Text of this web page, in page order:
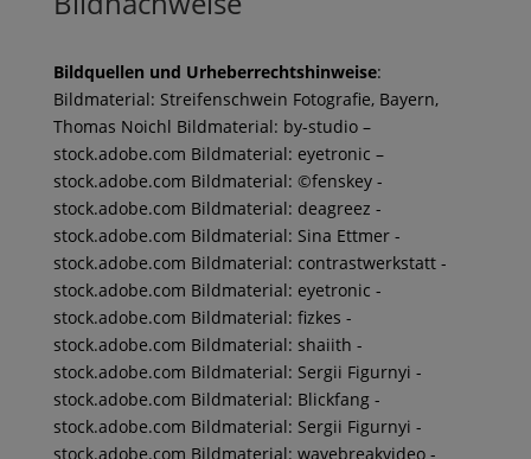
Bildquellen und Urheberrechtshinweise:
Bildmaterial: Streifenschwein Fotografie, Bayern,
Thomas Noichl Bildmaterial: by-studio –
stock.adobe.com Bildmaterial: eyetronic –
stock.adobe.com Bildmaterial: ©fenskey -
stock.adobe.com Bildmaterial: deagreez -
stock.adobe.com Bildmaterial: Sina Ettmer -
stock.adobe.com Bildmaterial: contrastwerkstatt -
stock.adobe.com Bildmaterial: eyetronic -
stock.adobe.com Bildmaterial: fizkes -
stock.adobe.com Bildmaterial: shaiith -
stock.adobe.com Bildmaterial: Sergii Figurnyi -
stock.adobe.com Bildmaterial: Blickfang -
stock.adobe.com Bildmaterial: Sergii Figurnyi -
stock.adobe.com Bildmaterial: wavebreakvideo -